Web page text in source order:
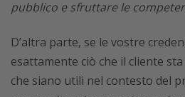
pubblico e sfruttare le
D’altra parte, se le vostre
esattamente ciò che il cliente
che siano utili nel contesto del